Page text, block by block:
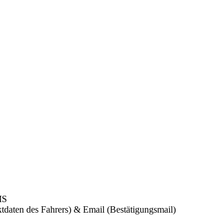
des Fahrers) & Email (Bestätigungsmail)